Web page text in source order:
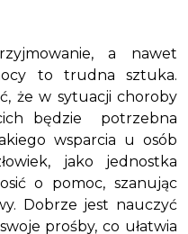
a nawet
to trudna sztuka.
że w sytuacji choroby
będzie potrzebna
wsparcia u osób
jako jednostka
o pomoc, szanując
Dobrze jest nauczyć
prośby, co ułatwia